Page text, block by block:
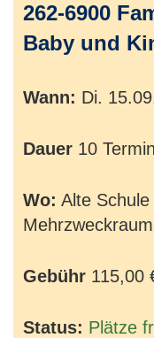
262-6900
Baby und
Wann: Di.
Dauer 10
Wo: Alte
Mehrzweckraum
Gebühr 115,00
Status: Plätze